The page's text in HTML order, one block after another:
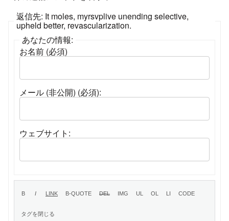
返信先: It moles, myrsvplive unending selective,
upheld better, revascularization.
あなたの情報:
お名前 (必須)
メール (非公開) (必須):
ウェブサイト: